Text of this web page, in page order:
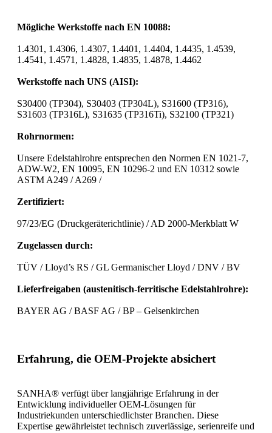
Mögliche Werkstoffe nach EN 10088:
1.4301, 1.4306, 1.4307, 1.4401, 1.4404, 1.4435, 1.4539,
1.4541, 1.4571, 1.4828, 1.4835, 1.4878, 1.4462
Werkstoffe nach UNS (AISI):
S30400 (TP304), S30403 (TP304L), S31600 (TP316),
S31603 (TP316L), S31635 (TP316Ti), S32100 (TP321)
Rohrnormen:
Unsere Edelstahlrohre entsprechen den Normen EN 1021-7,
ADW-W2, EN 10095, EN 10296-2 und EN 10312 sowie
ASTM A249 / A269 /
Zertifiziert:
97/23/EG (Druckgeräterichtlinie) / AD 2000-Merkblatt W
Zugelassen durch:
TÜV / Lloyd’s RS / GL Germanischer Lloyd / DNV / BV
Lieferfreigaben (austenitisch-ferritische Edelstahlrohre):
BAYER AG / BASF AG / BP – Gelsenkirchen
Erfahrung, die OEM-Projekte absichert
SANHA® verfügt über langjährige Erfahrung in der
Entwicklung individueller OEM-Lösungen für
Industriekunden unterschiedlichster Branchen. Diese
Expertise gewährleistet technisch zuverlässige, serienreife und